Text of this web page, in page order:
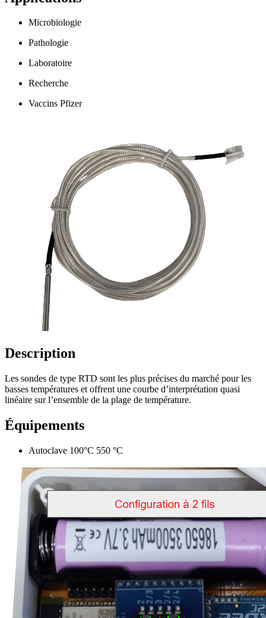
Microbiologie
Pathologie
Laboratoire
Recherche
Vaccins Pfizer
Description
Les sondes de type RTD sont les plus précises du marché pour les
basses températures et offrent une courbe d’interprétation quasi
linéaire sur l’ensemble de la plage de température.
Équipements
Autoclave 100°C 550 °C